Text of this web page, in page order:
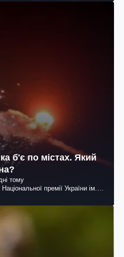
б'є по містах. Який
тому
премії України ім.